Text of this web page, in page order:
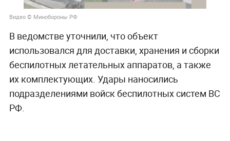
Видео © Минобороны РФ
В ведомстве уточнили, что объект
использовался для доставки, хранения и сборки
беспилотных летательных аппаратов, а также
их комплектующих. Удары наносились
подразделениями войск беспилотных систем ВС
РФ.